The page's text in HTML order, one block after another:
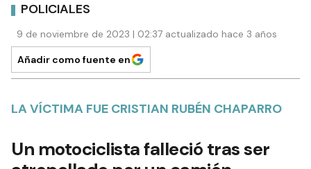
POLICIALES
9 de noviembre de 2023 | 02:37 actualizado hace 3 años
Añadir como fuente en
LA VÍCTIMA FUE CRISTIAN RUBÉN CHAPARRO
Un motociclista falleció tras ser